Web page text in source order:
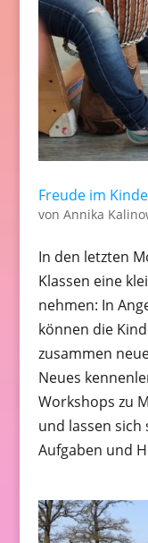
Freude im
von Annika
In den letzten
Klassen eine
nehmen: In
können die
zusammen
Neues
Workshops zu
und lassen
Aufgaben und